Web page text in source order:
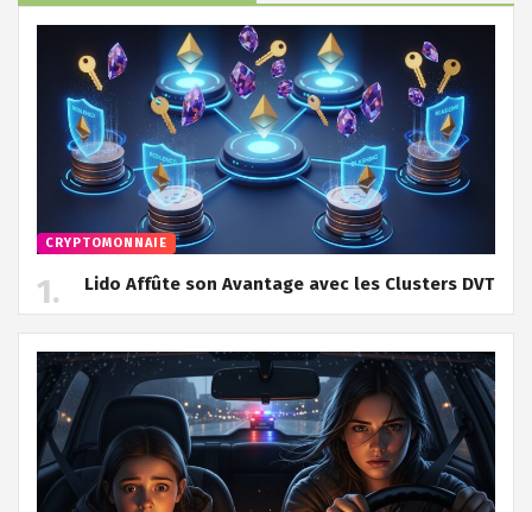
CRYPTOMONNAIE
Lido Affûte son Avantage avec les Clusters DVT